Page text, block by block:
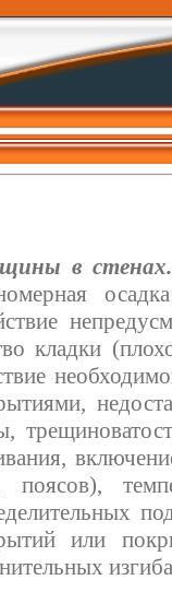
в
кладки
поясов),
или